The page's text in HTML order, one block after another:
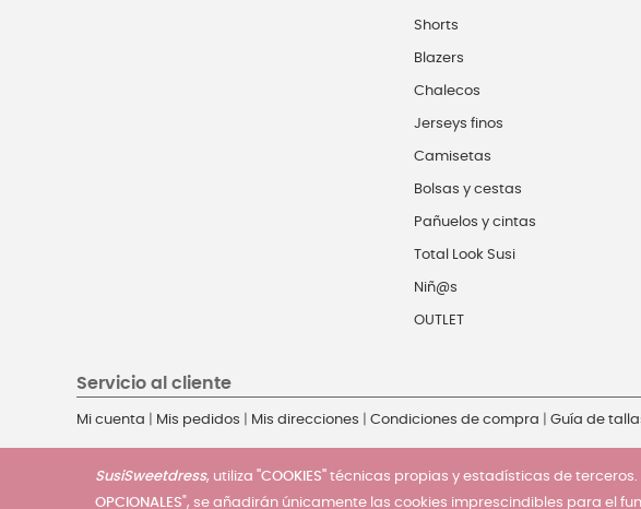
Shorts
Blazers
Chalecos
Jerseys finos
Camisetas
Bolsas y cestas
Pañuelos y cintas
Total Look Susi
Niñ@s
OUTLET
Servicio al cliente
Mi cuenta Mis pedidos Mis direcciones Condiciones de compra Guía de
SusiSweetdress, utiliza "COOKIES" técnicas propias y estadísticas de terceros.
OPCIONALES", se añadirán únicamente las cookies imprescindibles para el